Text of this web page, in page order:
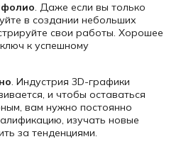
. Даже если вы только
в создании небольших
свои работы. Хорошее
к успешному
. Индустрия 3D-графики
и чтобы оставаться
вам нужно постоянно
изучать новые
за тенденциями.